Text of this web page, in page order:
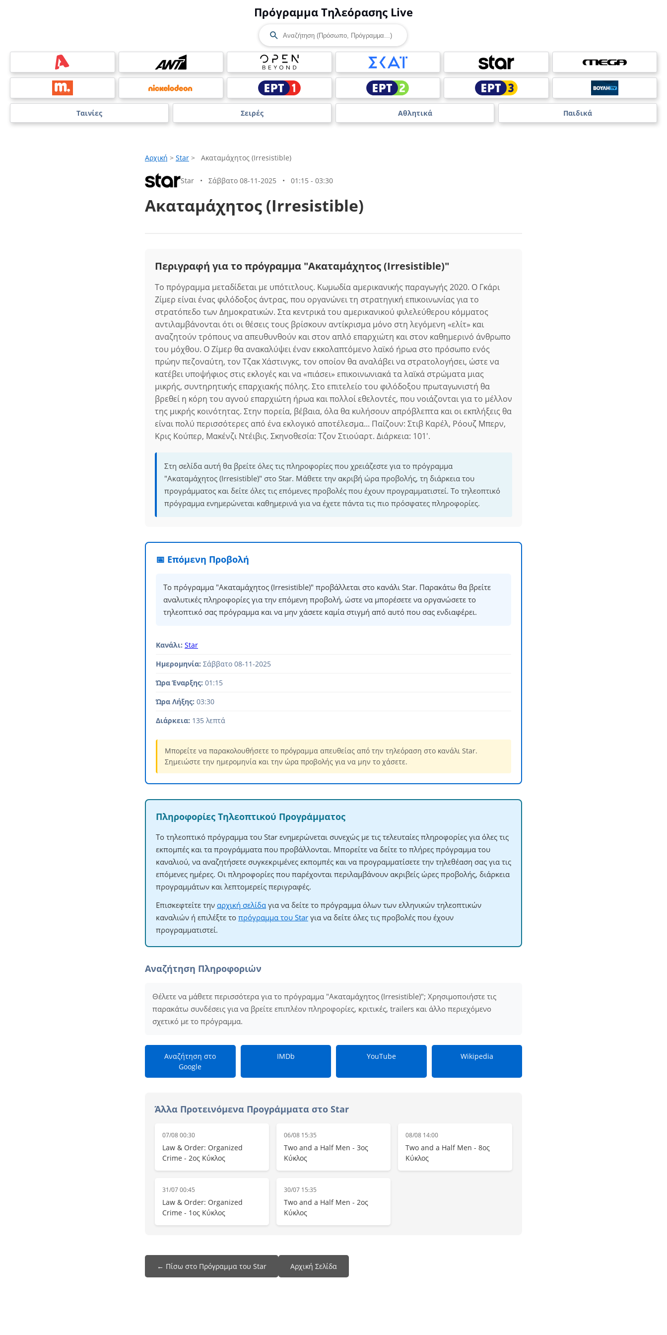
Πρόγραμμα Τηλεόρασης Live
Ταινίες Σειρές Αθλητικά Παιδικά
Αρχική > Star > Ακαταμάχητος (Irresistible)
Star • Σάββατο 08-11-2025 • 01:15 - 03:30
Ακαταμάχητος (Irresistible)
Περιγραφή για το πρόγραμμα "Ακαταμάχητος (Irresistible)"
Το πρόγραμμα μεταδίδεται με υπότιτλους. Κωμωδία αμερικανικής παραγωγής 2020. Ο Γκάρι
Ζίμερ είναι ένας φιλόδοξος άντρας, που οργανώνει τη στρατηγική επικοινωνίας για το
στρατόπεδο των Δημοκρατικών. Στα κεντρικά του αμερικανικού φιλελεύθερου κόμματος
αντιλαμβάνονται ότι οι θέσεις τους βρίσκουν αντίκρισμα μόνο στη λεγόμενη «ελίτ» και
αναζητούν τρόπους να απευθυνθούν και στον απλό επαρχιώτη και στον καθημερινό άνθρωπο
του μόχθου. Ο Ζίμερ θα ανακαλύψει έναν εκκολαπτόμενο λαϊκό ήρωα στο πρόσωπο ενός
πρώην πεζοναύτη, τον Τζακ Χάστινγκς, τον οποίον θα αναλάβει να στρατολογήσει, ώστε να
κατέβει υποψήφιος στις εκλογές και να «πιάσει» επικοινωνιακά τα λαϊκά στρώματα μιας
μικρής, συντηρητικής επαρχιακής πόλης. Στο επιτελείο του φιλόδοξου πρωταγωνιστή θα
βρεθεί η κόρη του αγνού επαρχιώτη ήρωα και πολλοί εθελοντές, που νοιάζονται για το μέλλον
της μικρής κοινότητας. Στην πορεία, βέβαια, όλα θα κυλήσουν απρόβλεπτα και οι εκπλήξεις θα
είναι πολύ περισσότερες από ένα εκλογικό αποτέλεσμα... Παίζουν: Στιβ Καρέλ, Ρόουζ Μπερν,
Κρις Κούπερ, Μακένζι Ντέιβις. Σκηνοθεσία: Τζον Στιούαρτ. Διάρκεια: 101'.
Στη σελίδα αυτή θα βρείτε όλες τις πληροφορίες που χρειάζεστε για το πρόγραμμα
"Ακαταμάχητος (Irresistible)" στο Star. Μάθετε την ακριβή ώρα προβολής, τη διάρκεια του
προγράμματος και δείτε όλες τις επόμενες προβολές που έχουν προγραμματιστεί. Το τηλεοπτικό
πρόγραμμα ενημερώνεται καθημερινά για να έχετε πάντα τις πιο πρόσφατες πληροφορίες.
📅 Επόμενη Προβολή
Το πρόγραμμα "Ακαταμάχητος (Irresistible)" προβάλλεται στο κανάλι Star. Παρακάτω θα βρείτε
αναλυτικές πληροφορίες για την επόμενη προβολή, ώστε να μπορέσετε να οργανώσετε το
τηλεοπτικό σας πρόγραμμα και να μην χάσετε καμία στιγμή από αυτό που σας ενδιαφέρει.
Κανάλι: Star
Ημερομηνία: Σάββατο 08-11-2025
Ώρα Έναρξης: 01:15
Ώρα Λήξης: 03:30
Διάρκεια: 135 λεπτά
Μπορείτε να παρακολουθήσετε το πρόγραμμα απευθείας από την τηλεόραση στο κανάλι Star.
Σημειώστε την ημερομηνία και την ώρα προβολής για να μην το χάσετε.
Πληροφορίες Τηλεοπτικού Προγράμματος
Το τηλεοπτικό πρόγραμμα του Star ενημερώνεται συνεχώς με τις τελευταίες πληροφορίες για όλες τις
εκπομπές και τα προγράμματα που προβάλλονται. Μπορείτε να δείτε το πλήρες πρόγραμμα του
καναλιού, να αναζητήσετε συγκεκριμένες εκπομπές και να προγραμματίσετε την τηλεθέαση σας για τις
επόμενες ημέρες. Οι πληροφορίες που παρέχονται περιλαμβάνουν ακριβείς ώρες προβολής, διάρκεια
προγραμμάτων και λεπτομερείς περιγραφές.
Επισκεφτείτε την αρχική σελίδα για να δείτε το πρόγραμμα όλων των ελληνικών τηλεοπτικών
καναλιών ή επιλέξτε το πρόγραμμα του Star για να δείτε όλες τις προβολές που έχουν
προγραμματιστεί.
Αναζήτηση Πληροφοριών
Θέλετε να μάθετε περισσότερα για το πρόγραμμα "Ακαταμάχητος (Irresistible)"; Χρησιμοποιήστε τις
παρακάτω συνδέσεις για να βρείτε επιπλέον πληροφορίες, κριτικές, trailers και άλλο περιεχόμενο
σχετικό με το πρόγραμμα.
Αναζήτηση στο
Google
IMDb YouTube Wikipedia
Άλλα Προτεινόμενα Προγράμματα στο Star
07/08 00:30
Law & Order: Organized
Crime - 2ος Κύκλος
06/08 15:35
Two and a Half Men - 3ος
Κύκλος
08/08 14:00
Two and a Half Men - 8ος
Κύκλος
31/07 00:45
Law & Order: Organized
Crime - 1ος Κύκλος
30/07 15:35
Two and a Half Men - 2ος
Κύκλος
← Πίσω στο Πρόγραμμα του Star Αρχική Σελίδα